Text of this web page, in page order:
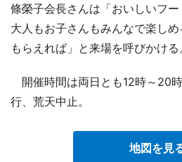
條榮子会長さんは「おいしいフー
大人もお子さんもみんなで楽し
もらえれば」と来場を呼びかける
開催時間は両日とも12時～20
行、荒天中止。
地図を見